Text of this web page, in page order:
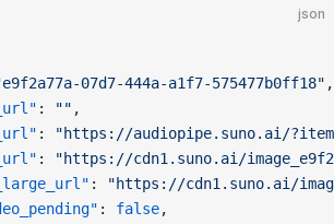
json
07d7-444a-a1f7-575477b0ff18" ,
: "" ,
:
"https://audiopipe.suno.ai/
:
"https://cdn1.suno.ai/
:
"https://cdn1.suno.ai/
: false,